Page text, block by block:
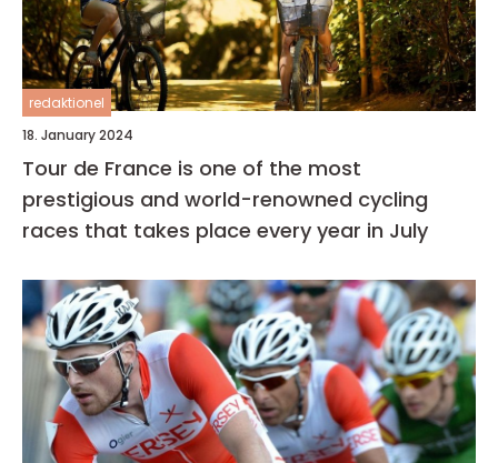
redaktionel
18. January 2024
Tour de France is one of the most
prestigious and world-renowned cycling
races that takes place every year in July